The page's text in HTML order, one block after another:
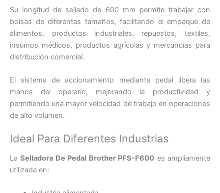
Su longitud de sellado de 600 mm permite trabajar con
bolsas de diferentes tamaños, facilitando el empaque de
alimentos, productos industriales, repuestos, textiles,
insumos médicos, productos agrícolas y mercancías para
distribución comercial.
El sistema de accionamiento mediante pedal libera las
manos del operario, mejorando la productividad y
permitiendo una mayor velocidad de trabajo en operaciones
de alto volumen.
Ideal Para Diferentes Industrias
LaSelladora De Pedal Brother PFS-F600 es ampliamente
utilizada en: